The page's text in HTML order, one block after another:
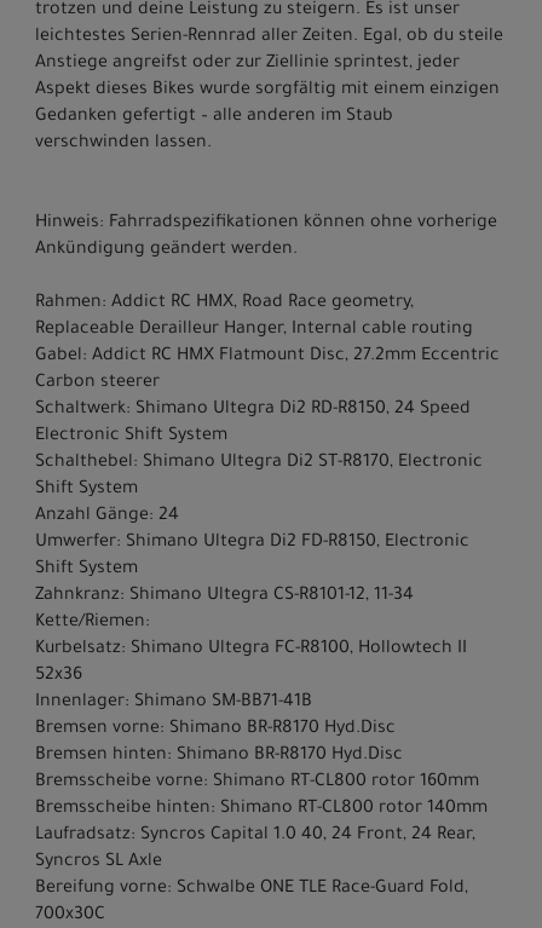
trotzen und deine Leistung zu steigern. Es ist unser
leichtestes Serien-Rennrad aller Zeiten. Egal, ob du steile
Anstiege angreifst oder zur Ziellinie sprintest, jeder
Aspekt dieses Bikes wurde sorgfältig mit einem einzigen
Gedanken gefertigt – alle anderen im Staub
verschwinden lassen.
Hinweis: Fahrradspezifikationen können ohne vorherige
Ankündigung geändert werden.
Rahmen: Addict RC HMX, Road Race geometry,
Replaceable Derailleur Hanger, Internal cable routing
Gabel: Addict RC HMX Flatmount Disc, 27.2mm Eccentric
Carbon steerer
Schaltwerk: Shimano Ultegra Di2 RD-R8150, 24 Speed
Electronic Shift System
Schalthebel: Shimano Ultegra Di2 ST-R8170, Electronic
Shift System
Anzahl Gänge: 24
Umwerfer: Shimano Ultegra Di2 FD-R8150, Electronic
Shift System
Zahnkranz: Shimano Ultegra CS-R8101-12, 11-34
Kette/Riemen:
Kurbelsatz: Shimano Ultegra FC-R8100, Hollowtech II
52x36
Innenlager: Shimano SM-BB71-41B
Bremsen vorne: Shimano BR-R8170 Hyd.Disc
Bremsen hinten: Shimano BR-R8170 Hyd.Disc
Bremsscheibe vorne: Shimano RT-CL800 rotor 160mm
Bremsscheibe hinten: Shimano RT-CL800 rotor 140mm
Laufradsatz: Syncros Capital 1.0 40, 24 Front, 24 Rear,
Syncros SL Axle
Bereifung vorne: Schwalbe ONE TLE Race-Guard Fold,
700x30C